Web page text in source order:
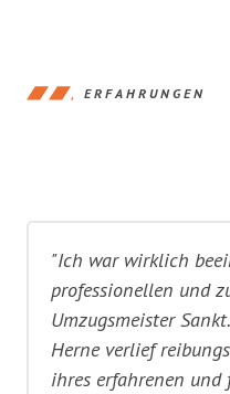
ERFAHRUNGEN
"Ich war wirklich
professionellen und
Umzugsmeister
Herne verlief
ihres erfahrenen und